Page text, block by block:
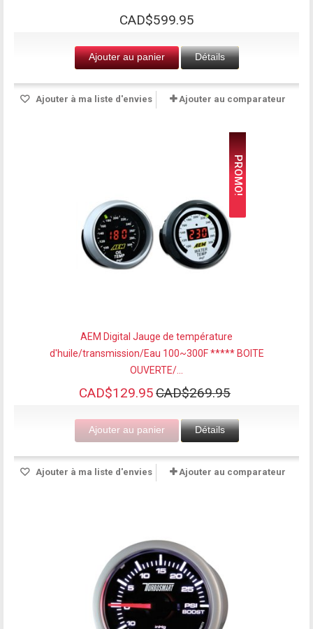
CAD$599.95
Ajouter au panier Détails
Ajouter à ma liste d'envies Ajouter au comparateur
PROMO!
AEM Digital Jauge de température
d'huile/transmission/Eau 100~300F ***** BOITE
OUVERTE/...
CAD$129.95CAD$269.95
Ajouter au panier Détails
Ajouter à ma liste d'envies Ajouter au comparateur